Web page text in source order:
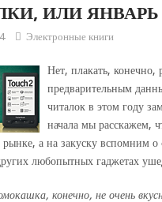
ИЛИ ЯНВАРЬ
Электронные книги
Нет, плакать, конечно,
предварительным
читалок в этом году
начала мы расскажем,
рынке, а на закуску вспомним
любопытных гаджетах
конечно, не очень